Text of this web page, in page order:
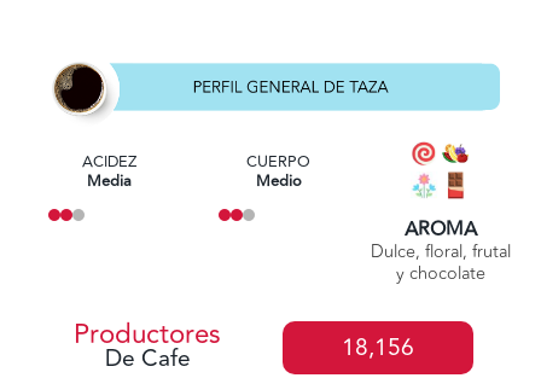
ACIDEZ
Media
CUERPO
Medio
AROMA
Dulce, floral, frutal
y chocolate
Productores
De Cafe 18,156